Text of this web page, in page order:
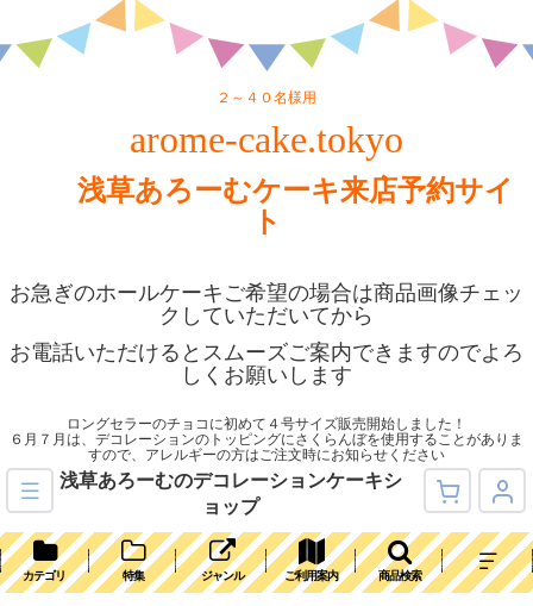
２～４０名様用
arome-cake.tokyo
浅草あろーむケーキ来店予約サイ
ト
お急ぎのホールケーキご希望の場合は商品画像チェッ
クしていただいてから
お電話いただけるとスムーズご案内できますのでよろ
しくお願いします
ロングセラーのチョコに初めて４号サイズ販売開始しました！
６月７月は、デコレーションのトッピングにさくらんぼを使用することがありま
すので、アレルギーの方はご注文時にお知らせください
浅草あろーむのデコレーションケーキシ
ョップ
カテゴリ 特集 ジャンル ご利用案内 商品検索